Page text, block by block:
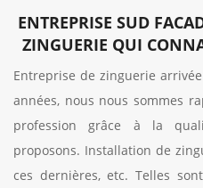
ENTREPRISE SUD
ZINGUERIE QUI
Entreprise de zinguerie
années, nous nous sommes
profession grâce à la
proposons. Installation de
ces dernières, etc. Telles